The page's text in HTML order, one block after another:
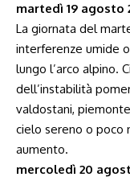
martedì 19 agosto
La giornata del
interferenze umide
lungo l’arco alpino.
dell’instabilità
valdostani,
cielo sereno o poco
aumento.
mercoledì 20